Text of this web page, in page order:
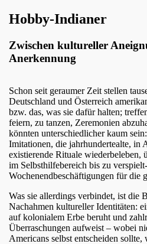
Hobby-Indianer
Zwischen kultureller
Anerkennung
Schon seit geraumer Zeit stellen
Deutschland und Österreich
bzw. das, was sie dafür halten;
feiern, zu tanzen, Zeremonien
könnten unterschiedlicher kaum
Imitationen, die jahrhundertealte, in
existierende Rituale wiederbeleben,
im Selbsthilfebereich bis zu
Wochenendbeschäftigungen für die
Was sie allerdings verbindet, ist die
Nachahmen kultureller Identitäten:
auf kolonialem Erbe beruht und
Überraschungen aufweist – wobei
Americans selbst entscheiden sollte,